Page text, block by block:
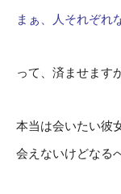
まぁ、人それぞれ
って、済ませます
本当は会いたい彼
会えないけどなる